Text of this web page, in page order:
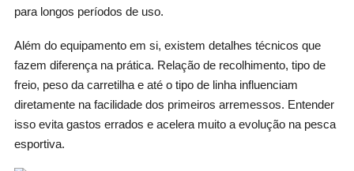
para longos períodos de uso.
Além do equipamento em si, existem detalhes técnicos que
fazem diferença na prática. Relação de recolhimento, tipo de
freio, peso da carretilha e até o tipo de linha influenciam
diretamente na facilidade dos primeiros arremessos. Entender
isso evita gastos errados e acelera muito a evolução na pesca
esportiva.